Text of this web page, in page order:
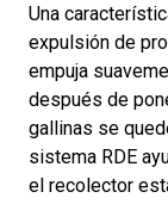
Una
expulsión de
empuja
después de
gallinas se
sistema RDE
el recolector